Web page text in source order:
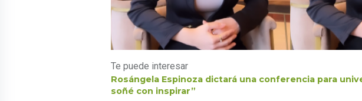
Te puede interesar
Rosángela Espinoza dictará una conferencia para
soñé con inspirar”